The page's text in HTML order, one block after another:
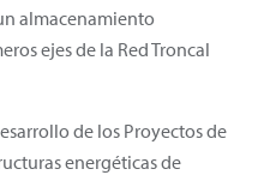
almacenamiento
ejes de la Red Troncal
de los Proyectos de
energéticas de